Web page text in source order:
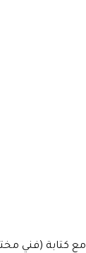
مع كتابة (فني